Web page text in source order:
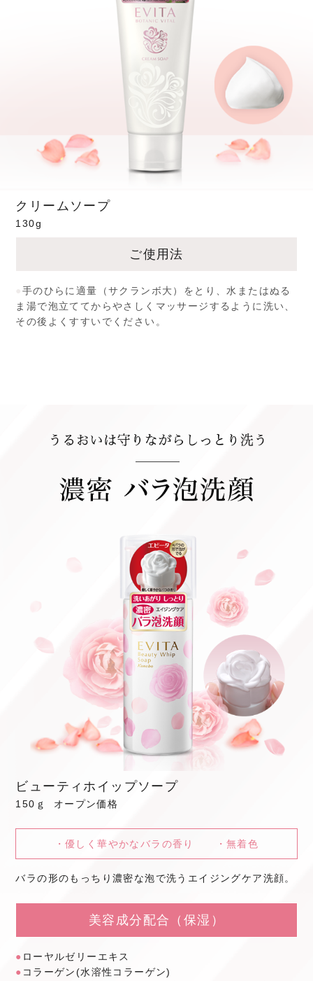
クリームソープ
130g
ご使用法
手のひらに適量（サクランボ大）をとり、水またはぬる
ま湯で泡立ててからやさしくマッサージするように洗い、
その後よくすすいでください。
ビューティホイップソープ
150ｇ オープン価格
・優しく華やかなバラの香り ・無着色
バラの形のもっちり濃密な泡で洗うエイジングケア洗顔。
美容成分配合（保湿）
● ローヤルゼリーエキス
● コラーゲン(水溶性コラーゲン)